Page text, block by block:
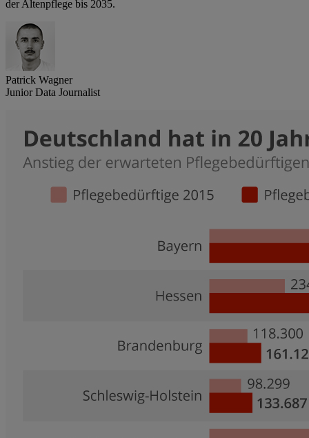
der Altenpflege bis 2035.
Patrick Wagner
Junior Data Journalist